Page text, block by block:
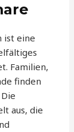
ist eine
Familien,
finden
aus, die